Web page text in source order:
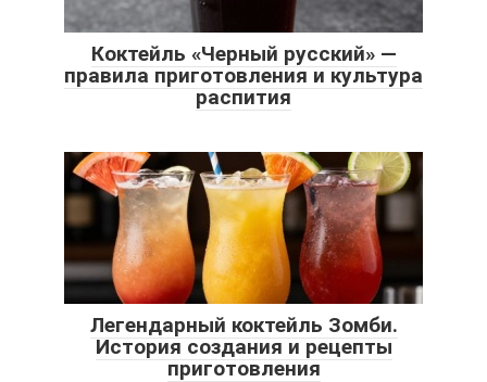
Коктейль «Черный русский» —
правила приготовления и культура
распития
Легендарный коктейль Зомби.
История создания и рецепты
приготовления